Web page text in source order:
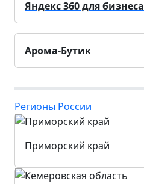
Яндекс 360 для бизнеса
Арома-Бутик
Регионы России
Приморский край